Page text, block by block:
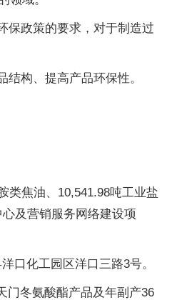
保政策的要求，对于制造过
构、提高产品环保性。
类焦油、10,541.98吨工业盐
心及营销服务网络建设项
口化工园区洋口三路3号。
门冬氨酸酯产品及年副产36